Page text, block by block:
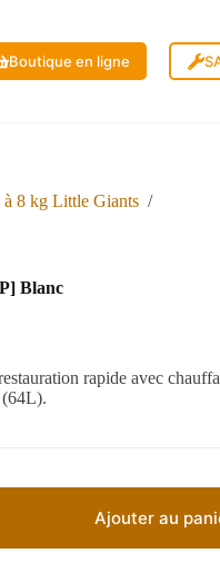
Boutique en ligne
8 kg Little Giants /
Blanc
rapide avec
(64L).
Ajouter au